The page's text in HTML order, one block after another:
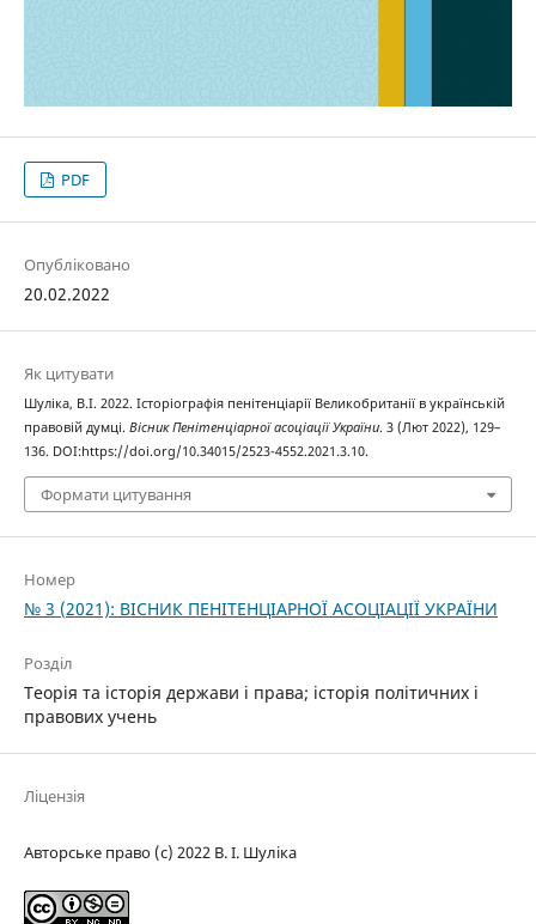
PDF
Опубліковано
20.02.2022
Як цитувати
Шуліка, В.І. 2022. Історіографія пенітенціарії Великобританії в українській
правовій думці. Вісник Пенітенціарної асоціації України. 3 (Лют 2022), 129–
136. DOI:https://doi.org/10.34015/2523-4552.2021.3.10.
Формати цитування
Номер
№ 3 (2021): ВІСНИК ПЕНІТЕНЦІАРНОЇ АСОЦІАЦІЇ УКРАЇНИ
Розділ
Теорія та історія держави і права; історія політичних і
правових учень
Ліцензія
Авторське право (c) 2022 В. І. Шуліка